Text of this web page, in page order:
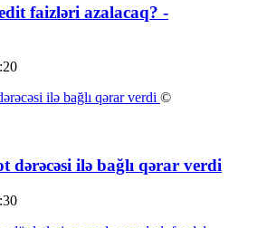
faizləri azalacaq? -
©
dərəcəsi ilə bağlı qərar verdi